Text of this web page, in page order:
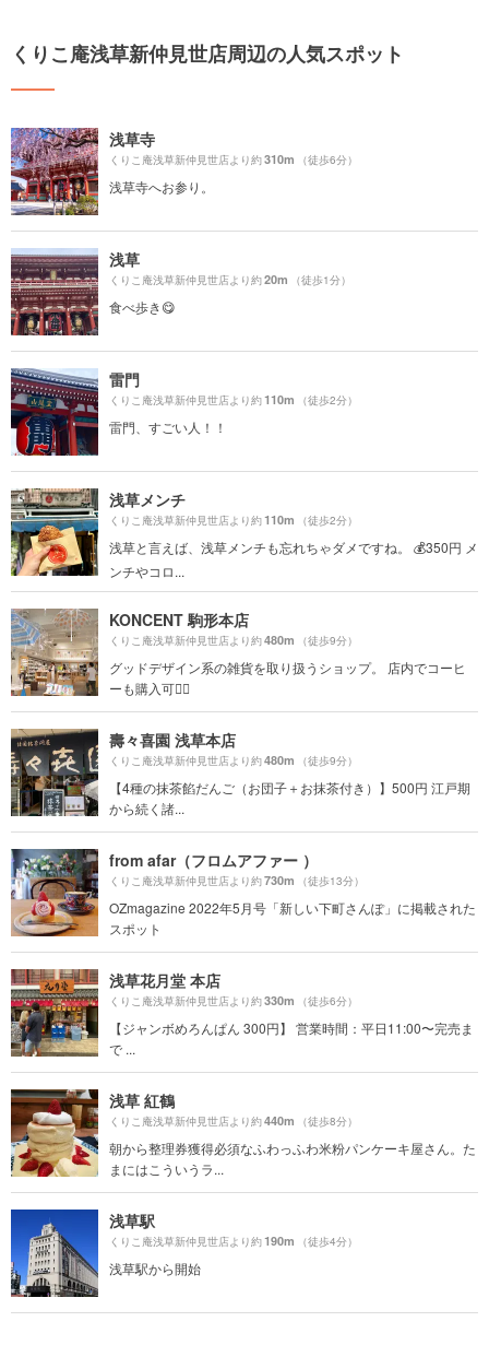
くりこ庵浅草新仲見世店周辺の人気スポット
浅草寺
くりこ庵浅草新仲見世店より約310m （徒歩6分）
浅草寺へお参り。
浅草
くりこ庵浅草新仲見世店より約20m （徒歩1分）
食べ歩き😋
雷門
くりこ庵浅草新仲見世店より約110m （徒歩2分）
雷門、すごい人！！
浅草メンチ
くりこ庵浅草新仲見世店より約110m （徒歩2分）
浅草と言えば、浅草メンチも忘れちゃダメですね。 💰350円 メ
ンチやコロ...
KONCENT 駒形本店
くりこ庵浅草新仲見世店より約480m （徒歩9分）
グッドデザイン系の雑貨を取り扱うショップ。 店内でコーヒ
ーも購入可🙆‍♀️
壽々喜園 浅草本店
くりこ庵浅草新仲見世店より約480m （徒歩9分）
【4種の抹茶餡だんご（お団子＋お抹茶付き）】500円 江戸期
から続く諸...
from afar（フロムアファー ）
くりこ庵浅草新仲見世店より約730m （徒歩13分）
OZmagazine 2022年5月号「新しい下町さんぽ」に掲載された
スポット
浅草花月堂 本店
くりこ庵浅草新仲見世店より約330m （徒歩6分）
【ジャンボめろんぱん 300円】 営業時間：平日11:00〜完売ま
で ...
浅草 紅鶴
くりこ庵浅草新仲見世店より約440m （徒歩8分）
朝から整理券獲得必須なふわっふわ米粉パンケーキ屋さん。た
まにはこういうラ...
浅草駅
くりこ庵浅草新仲見世店より約190m （徒歩4分）
浅草駅から開始